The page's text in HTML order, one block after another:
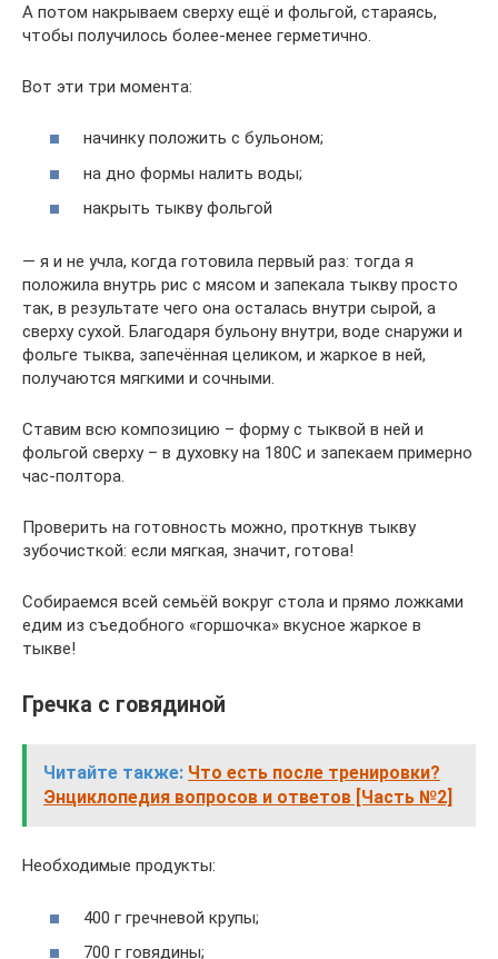
А потом накрываем сверху ещё и фольгой, стараясь,
чтобы получилось более-менее герметично.
Вот эти три момента:
начинку положить с бульоном;
на дно формы налить воды;
накрыть тыкву фольгой
— я и не учла, когда готовила первый раз: тогда я
положила внутрь рис с мясом и запекала тыкву просто
так, в результате чего она осталась внутри сырой, а
сверху сухой. Благодаря бульону внутри, воде снаружи и
фольге тыква, запечённая целиком, и жаркое в ней,
получаются мягкими и сочными.
Ставим всю композицию – форму с тыквой в ней и
фольгой сверху – в духовку на 180С и запекаем примерно
час-полтора.
Проверить на готовность можно, проткнув тыкву
зубочисткой: если мягкая, значит, готова!
Собираемся всей семьёй вокруг стола и прямо ложками
едим из съедобного «горшочка» вкусное жаркое в
тыкве!
Гречка с говядиной
Читайте также: Что есть после тренировки?
Энциклопедия вопросов и ответов [Часть №2]
Необходимые продукты:
400 г гречневой крупы;
700 г говядины;